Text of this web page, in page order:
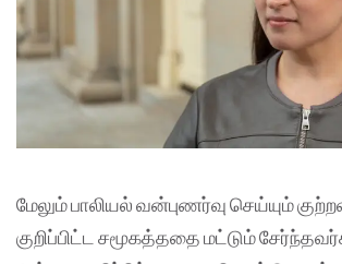
மேலும் பாலியல் வன்புணர்வு செய்யும்
குறிப்பிட்ட சமூகத்ததை மட்டும்